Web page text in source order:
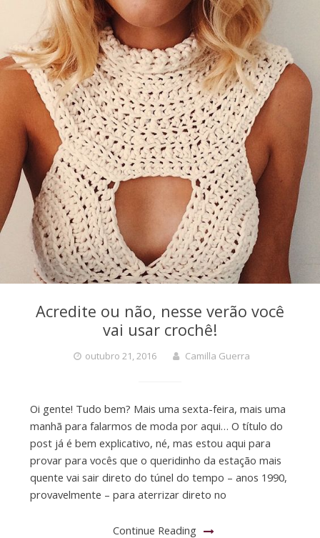
Acredite ou não, nesse verão você
vai usar crochê!
outubro 21, 2016 Camilla Guerra
Oi gente! Tudo bem? Mais uma sexta-feira, mais uma
manhã para falarmos de moda por aqui… O título do
post já é bem explicativo, né, mas estou aqui para
provar para vocês que o queridinho da estação mais
quente vai sair direto do túnel do tempo – anos 1990,
provavelmente – para aterrizar direto no
Continue Reading